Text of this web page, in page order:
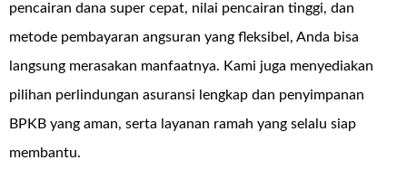
pencairan dana super cepat, nilai pencairan tinggi, dan
metode pembayaran angsuran yang fleksibel, Anda bisa
langsung merasakan manfaatnya. Kami juga menyediakan
pilihan perlindungan asuransi lengkap dan penyimpanan
BPKB yang aman, serta layanan ramah yang selalu siap
membantu.